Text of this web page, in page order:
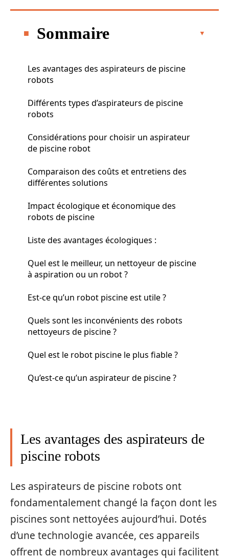
Sommaire
Les avantages des aspirateurs de piscine
robots
Différents types d’aspirateurs de piscine
robots
Considérations pour choisir un aspirateur
de piscine robot
Comparaison des coûts et entretiens des
différentes solutions
Impact écologique et économique des
robots de piscine
Liste des avantages écologiques :
Quel est le meilleur, un nettoyeur de piscine
à aspiration ou un robot ?
Est-ce qu’un robot piscine est utile ?
Quels sont les inconvénients des robots
nettoyeurs de piscine ?
Quel est le robot piscine le plus fiable ?
Qu’est-ce qu’un aspirateur de piscine ?
Les avantages des aspirateurs de
piscine robots
Les aspirateurs de piscine robots ont
fondamentalement changé la façon dont les
piscines sont nettoyées aujourd’hui. Dotés
d’une technologie avancée, ces appareils
offrent de nombreux avantages qui facilitent